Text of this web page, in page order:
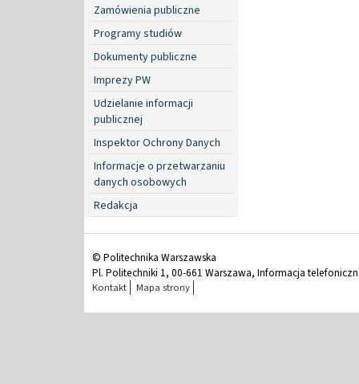
Zamówienia publiczne
Programy studiów
Dokumenty publiczne
Imprezy PW
Udzielanie informacji
publicznej
Inspektor Ochrony Danych
Informacje o przetwarzaniu
danych osobowych
Redakcja
© Politechnika Warszawska
Pl. Politechniki 1, 00-661 Warszawa, Informacja
Kontakt Mapa strony